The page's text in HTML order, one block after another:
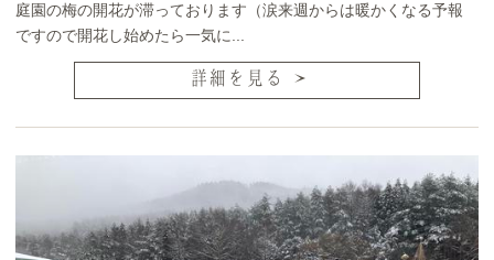
庭園の梅の開花が滞っております（涙来週からは暖かくなる予報
ですので開花し始めたら一気に...
詳細を見る